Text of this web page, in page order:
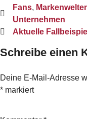
Fans,
Unternehmen
Aktuelle
Schreibe einen
Deine E-Mail-Adresse
* markiert